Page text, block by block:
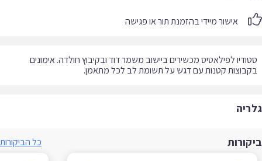
אישור מיידי בהזמנת תור או פגישה
לפילאטיס מכשירים ביישוב משמר דוד ובקיבוץ חולדה. אימונים
קטנות עם דגש על תשומת לב לכל מתאמן.
כל הביקורות